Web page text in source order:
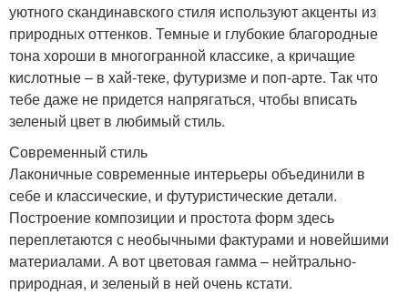
уютного скандинавского стиля используют акценты из
природных оттенков. Темные и глубокие благородные
тона хороши в многогранной классике, а кричащие
кислотные – в хай-теке, футуризме и поп-арте. Так что
тебе даже не придется напрягаться, чтобы вписать
зеленый цвет в любимый стиль.
Современный стиль
Лаконичные современные интерьеры объединили в
себе и классические, и футуристические детали.
Построение композиции и простота форм здесь
переплетаются с необычными фактурами и новейшими
материалами. А вот цветовая гамма – нейтрально-
природная, и зеленый в ней очень кстати.